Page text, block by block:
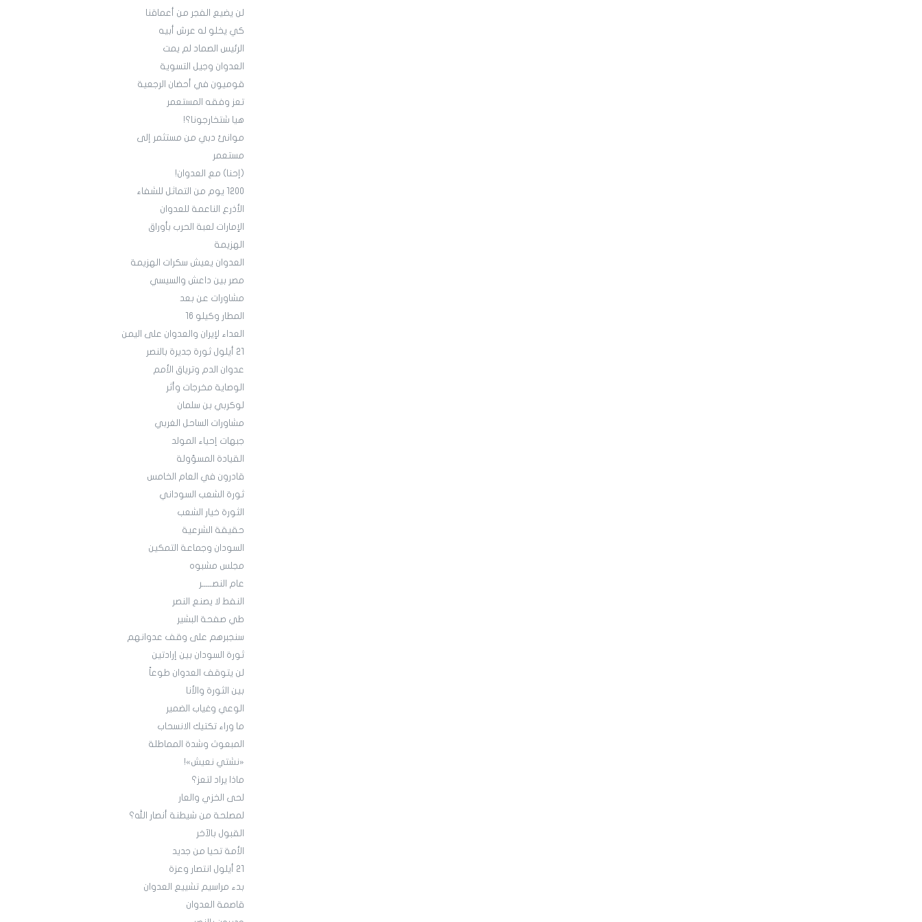
لن يضيع الفجر من أعماقنا
كي يخلو له عرش أبيه
الرئيس الصماد لم يمت
العدوان وجيل التسوية
قوميون في أحضان الرجعية
تعز وفقه المستعمر
هيا شتخارجونا؟!
موانئ دبي من مستثمر إلى
مستعمر
(إحنا) مع العدوان!
1200 يوم من التماثل للشفاء
الأذرع الناعمة للعدوان
الإمارات لعبة الحرب بأوراق
الهزيمة
العدوان يعيش سكرات الهزيمة
مصر بين داعش والسيسي
مشاورات عن بعد
المطار وكيلو 16
العداء لإيران والعدوان على اليمن
21 أيلول ثورة جديرة بالنصر
عدوان الدم وترياق الأمم
الوصاية مخرجات وأثر
لوكربي بن سلمان
مشاورات الساحل الغربي
جبهات إحياء المولد
القيادة المسؤولة
قادرون في العام الخامس
ثورة الشعب السوداني
الثورة خيار الشعب
حقيقة الشرعية
السودان وجماعة التمكين
مجلس مشبوه
عام النصـــــر
النفط لا يصنع النصر
طي صفحة البشير
سنجبرهم على وقف عدوانهم
ثورة السودان بين إرادتين
لن يتوقف العدوان طوعاً
بين الثورة والأنا
الوعي وغياب الضمير
ما وراء تكتيك الانسحاب
المبعوث وشدة المماطلة
«نشتي نعيش»!
ماذا يراد لتعز؟
لحى الخزي والعار
لمصلحة من شيطنة أنصار الله؟
القبول بالآخر
الأمة تحيا من جديد
21 أيلول انتصار وعزة
بدء مراسيم تشييع العدوان
قاصمة العدوان